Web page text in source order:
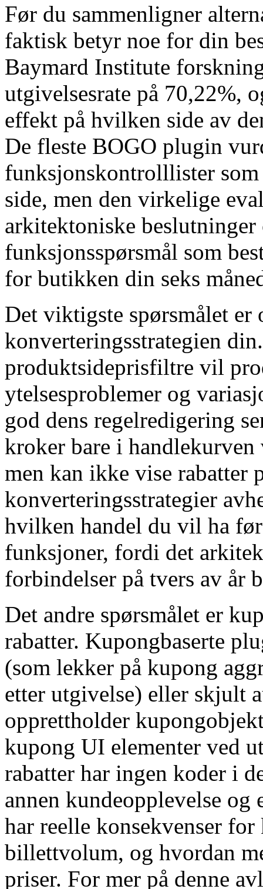
Før du sammenligner
faktisk betyr noe for din
Baymard Institute
utgivelsesrate på 70,22%,
effekt på hvilken side av
De fleste BOGO plugin
funksjonskontrolllister
side, men den virkelige
arkitektoniske
funksjonsspørsmål som
for butikken din seks
Det viktigste spørsmålet er
konverteringsstrategien
produktsideprisfiltre vil
ytelsesproblemer og
god dens regelredigering
kroker bare i
men kan ikke vise rabatter
konverteringsstrategier
hvilken handel du vil ha
funksjoner, fordi det
forbindelser på tvers av år
Det andre spørsmålet er
rabatter. Kupongbaserte
(som lekker på kupong
etter utgivelse) eller skjult
opprettholder
kupong UI elementer ved
rabatter har ingen koder i
annen kundeopplevelse
har reelle konsekvenser
billettvolum, og hvordan
priser. For mer på denne